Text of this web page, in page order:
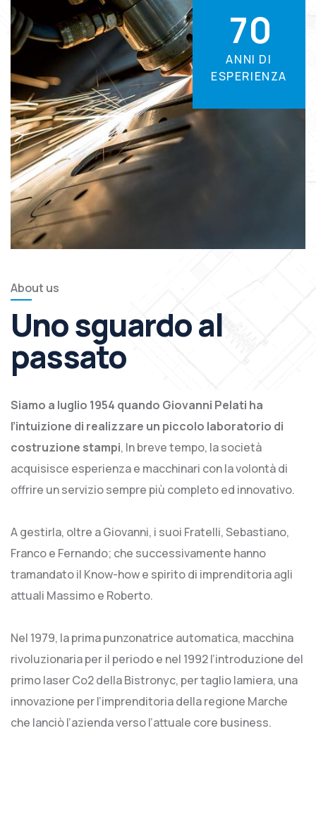
70
ANNI DI
ESPERIENZA
About us
Uno sguardo al
passato
Siamo a luglio 1954 quando Giovanni Pelati ha
l’intuizione di realizzare un piccolo laboratorio di
costruzione stampi, In breve tempo, la società
acquisisce esperienza e macchinari con la volontà di
offrire un servizio sempre più completo ed innovativo.
A gestirla, oltre a Giovanni, i suoi Fratelli, Sebastiano,
Franco e Fernando; che successivamente hanno
tramandato il Know-how e spirito di imprenditoria agli
attuali Massimo e Roberto.
Nel 1979, la prima punzonatrice automatica, macchina
rivoluzionaria per il periodo e nel 1992 l’introduzione del
primo laser Co2 della Bistronyc, per taglio lamiera, una
innovazione per l’imprenditoria della regione Marche
che lanciò l’azienda verso l’attuale core business.